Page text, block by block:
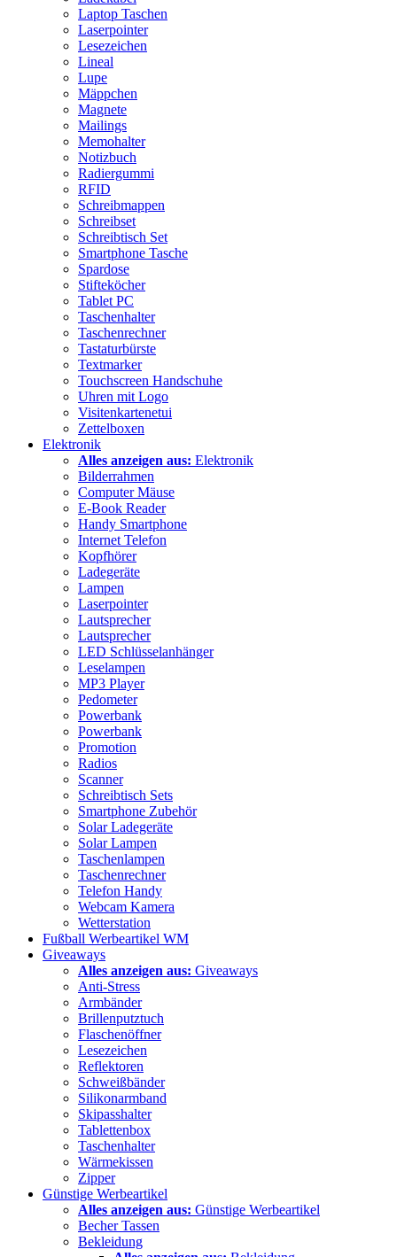
Laptop Taschen
Laserpointer
Lesezeichen
Lineal
Lupe
Mäppchen
Magnete
Mailings
Memohalter
Notizbuch
Radiergummi
RFID
Schreibmappen
Schreibset
Schreibtisch Set
Smartphone Tasche
Spardose
Stifteköcher
Tablet PC
Taschenhalter
Taschenrechner
Tastaturbürste
Textmarker
Touchscreen Handschuhe
Uhren mit Logo
Visitenkartenetui
Zettelboxen
Elektronik
Alles anzeigen aus: Elektronik
Bilderrahmen
Computer Mäuse
E-Book Reader
Handy Smartphone
Internet Telefon
Kopfhörer
Ladegeräte
Lampen
Laserpointer
Lautsprecher
Lautsprecher
LED Schlüsselanhänger
Leselampen
MP3 Player
Pedometer
Powerbank
Powerbank
Promotion
Radios
Scanner
Schreibtisch Sets
Smartphone Zubehör
Solar Ladegeräte
Solar Lampen
Taschenlampen
Taschenrechner
Telefon Handy
Webcam Kamera
Wetterstation
Fußball Werbeartikel WM
Giveaways
Alles anzeigen aus: Giveaways
Anti-Stress
Armbänder
Brillenputztuch
Flaschenöffner
Lesezeichen
Reflektoren
Schweißbänder
Silikonarmband
Skipasshalter
Tablettenbox
Taschenhalter
Wärmekissen
Zipper
Günstige Werbeartikel
Alles anzeigen aus: Günstige Werbeartikel
Becher Tassen
Bekleidung